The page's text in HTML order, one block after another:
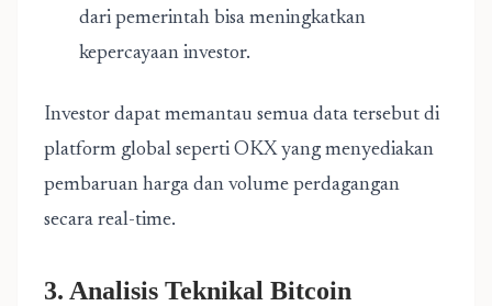
dari pemerintah bisa meningkatkan
kepercayaan investor.
Investor dapat memantau semua data tersebut di
platform global seperti OKX yang menyediakan
pembaruan harga dan volume perdagangan
secara real-time.
3. Analisis Teknikal Bitcoin